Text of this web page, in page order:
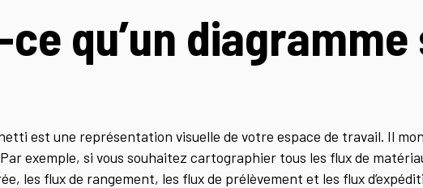
ce qu’un
est une représentation visuelle de votre espace de travail. Il
exemple, si vous souhaitez cartographier tous les flux de
les flux de rangement, les flux de prélèvement et les flux